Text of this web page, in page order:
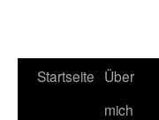
Startseite Über
mich